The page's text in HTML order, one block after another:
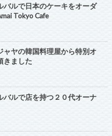
バルで日本のケーキをオーダ
Tokyo Cafe
ャヤの韓国料理屋から特別オ
きました
バルで店を持つ２０代オーナ